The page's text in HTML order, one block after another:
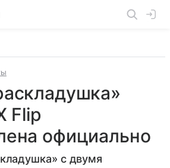
Flip
официально
с двумя